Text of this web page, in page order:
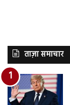
ताज़ा समाचार